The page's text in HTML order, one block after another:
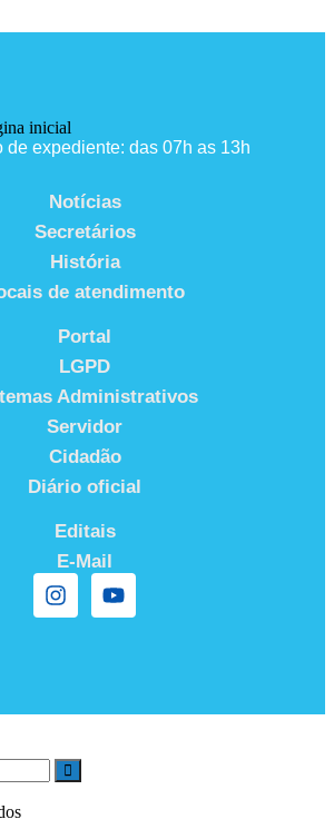
de expediente: das 07h as 13h
Notícias
Secretários
História
de atendimento
Portal
LGPD
Administrativos
Servidor
Cidadão
Diário oficial
Editais
E-Mail